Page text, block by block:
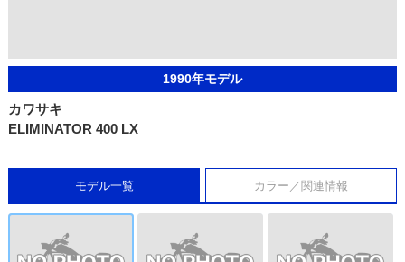
1990年モデル
カワサキ
ELIMINATOR 400 LX
モデル一覧 カラー／関連情報